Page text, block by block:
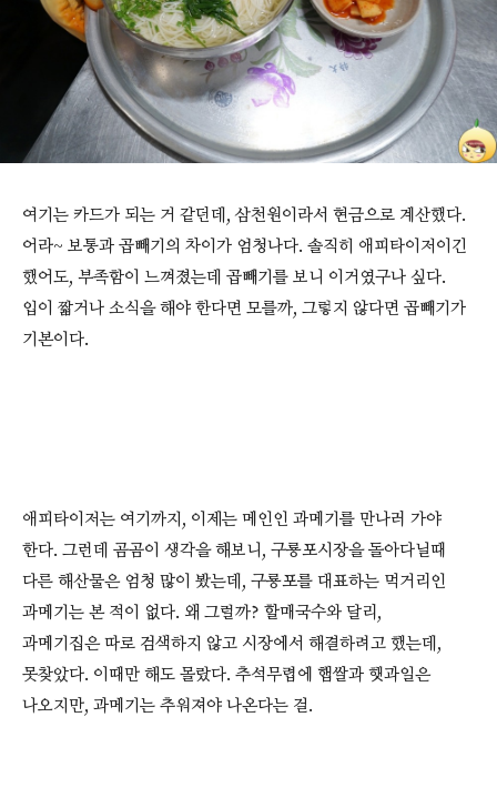
여기는 카드가 되는 거 같던데, 삼천원이라서 현금으로 계산했다.
어라~ 보통과 곱빼기의 차이가 엄청나다. 솔직히 애피타이저이긴
했어도, 부족함이 느껴졌는데 곱빼기를 보니 이거였구나 싶다.
입이 짧거나 소식을 해야 한다면 모를까, 그렇지 않다면 곱빼기가
기본이다.
애피타이저는 여기까지, 이제는 메인인 과메기를 만나러 가야
한다. 그런데 곰곰이 생각을 해보니, 구룡포시장을 돌아다닐때
다른 해산물은 엄청 많이 봤는데, 구룡포를 대표하는 먹거리인
과메기는 본 적이 없다. 왜 그럴까? 할매국수와 달리,
과메기집은 따로 검색하지 않고 시장에서 해결하려고 했는데,
못찾았다. 이때만 해도 몰랐다. 추석무렵에 햅쌀과 햇과일은
나오지만, 과메기는 추워져야 나온다는 걸.